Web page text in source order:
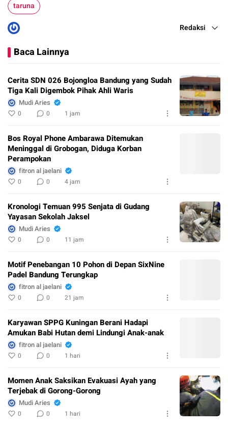
taruna
Redaksi
Baca Lainnya
Cerita SDN 026 Bojongloa Bandung yang Sudah
Tiga Kali Digembok Pihak Ahli Waris
Mudi Aries
0 0 1 jam
Bos Royal Phone Ambarawa Ditemukan
Meninggal di Grobogan, Diduga Korban
Perampokan
fitron al jaelani
0 0 4 jam
Kronologi Temuan 995 Senjata di Gudang
Yayasan Sekolah Jaksel
Mudi Aries
0 0 11 jam
Motif Penebangan 10 Pohon di Depan SixNine
Padel Bandung Terungkap
fitron al jaelani
0 0 21 jam
Karyawan SPPG Kuningan Berani Hadapi
Amukan Babi Hutan demi Lindungi Anak-anak
fitron al jaelani
0 0 1 hari
Momen Anak Saksikan Evakuasi Ayah yang
Terjebak di Gorong-Gorong
Mudi Aries
0 0 1 hari